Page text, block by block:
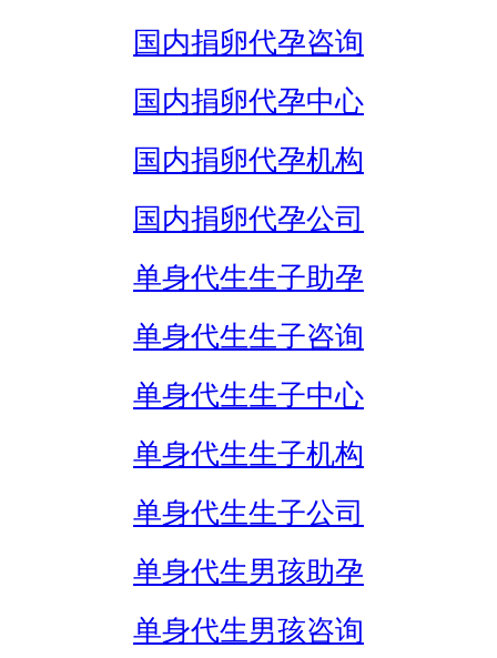
国内捐卵代孕咨询
国内捐卵代孕中心
国内捐卵代孕机构
国内捐卵代孕公司
单身代生生子助孕
单身代生生子咨询
单身代生生子中心
单身代生生子机构
单身代生生子公司
单身代生男孩助孕
单身代生男孩咨询